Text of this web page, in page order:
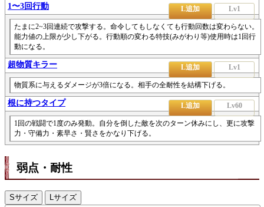
1〜3回行動 L追加 Lv1
たまに2~3回連続で攻撃する。命令してもしなくても行動回数は変わらない。
能力値の上限が少し下がる。行動順の変わる特技(みがわり等)使用時は1回行
動になる。
超物質キラー L追加 Lv1
物質系に与えるダメージが3倍になる。相手の全耐性を結構下げる。
根に持つタイプ L追加 Lv60
1回の戦闘で1度のみ発動。自分を倒した敵を次のターン休みにし、更に攻撃
力・守備力・素早さ・賢さをかなり下げる。
弱点・耐性
Sサイズ Lサイズ